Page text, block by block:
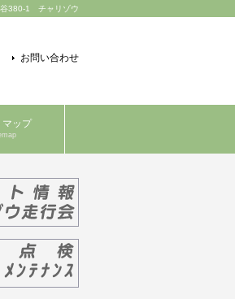
380-1 チャリゾウ
お問い合わせ
マップ